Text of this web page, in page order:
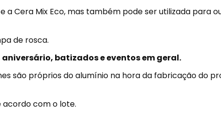
a Cera Mix Eco, mas também pode ser utilizada para
de rosca.
batizados e eventos em geral.
são próprios do alumínio na hora da fabricação do
com o lote.